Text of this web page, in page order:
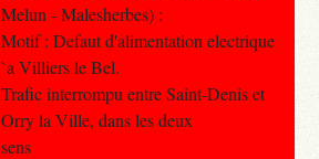
Melun - Malesherbes) :
Motif : Defaut d'alimentation electrique
`a Villiers le Bel.
Trafic interrompu entre Saint-Denis et
Orry la Ville, dans les deux
sens